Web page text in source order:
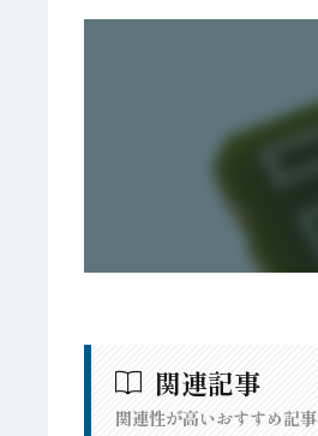
関連記事
関連性が高いおすすめ記事